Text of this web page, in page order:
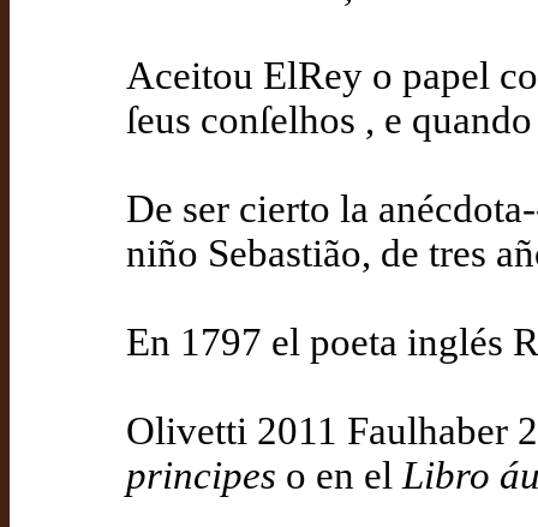
Aceitou ElRey o papel
ſeus conſelhos , e
De ser cierto la
niño Sebastião, de tres
En 1797 el poeta inglés
Olivetti 2011 Faulhaber
principes o en el Libro